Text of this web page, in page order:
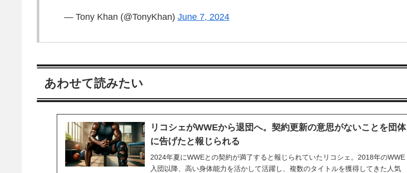
— Tony Khan (@TonyKhan) June 7, 2024
あわせて読みたい
リコシェがWWEから退団へ。契約更新の意思がないことを団体
に告げたと報じられる
2024年夏にWWEとの契約が満了すると報じられていたリコシェ。2018年のWWE
入団以降、高い身体能力を活かして活躍し、複数のタイトルを獲得してきた人気